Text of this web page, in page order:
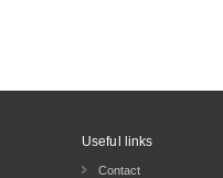
Useful links
Contact